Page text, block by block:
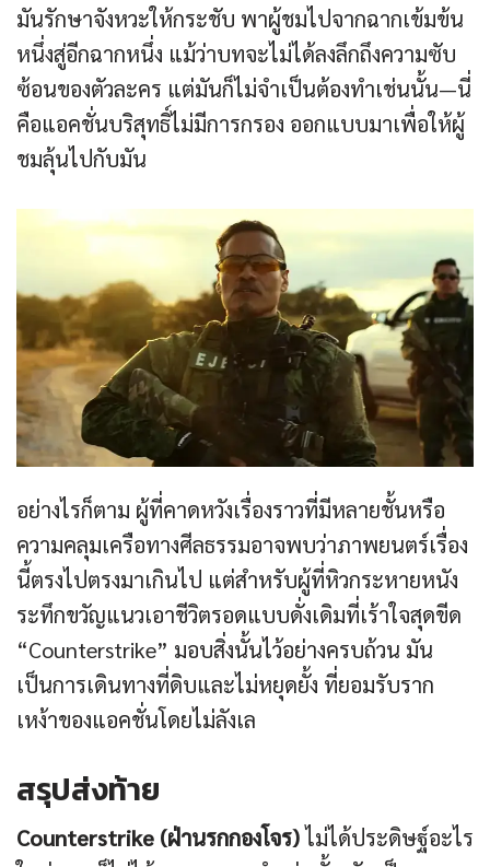
มันรักษาจังหวะให้กระชับ พาผู้ชมไปจากฉากเข้มข้น
หนึ่งสู่อีกฉากหนึ่ง แม้ว่าบทจะไม่ได้ลงลึกถึงความซับ
ซ้อนของตัวละคร แต่มันก็ไม่จำเป็นต้องทำเช่นนั้น—นี่
คือแอคชั่นบริสุทธิ์ไม่มีการกรอง ออกแบบมาเพื่อให้ผู้
ชมลุ้นไปกับมัน
อย่างไรก็ตาม ผู้ที่คาดหวังเรื่องราวที่มีหลายชั้นหรือ
ความคลุมเครือทางศีลธรรมอาจพบว่าภาพยนตร์เรื่อง
นี้ตรงไปตรงมาเกินไป แต่สำหรับผู้ที่หิวกระหายหนัง
ระทึกขวัญแนวเอาชีวิตรอดแบบดั่งเดิมที่เร้าใจสุดขีด
“Counterstrike” มอบสิ่งนั้นไว้อย่างครบถ้วน มัน
เป็นการเดินทางที่ดิบและไม่หยุดยั้ง ที่ยอมรับราก
เหง้าของแอคชั่นโดยไม่ลังเล
สรุปส่งท้าย
Counterstrike (ฝ่านรกกองโจร)ไม่ได้ประดิษฐ์อะไร